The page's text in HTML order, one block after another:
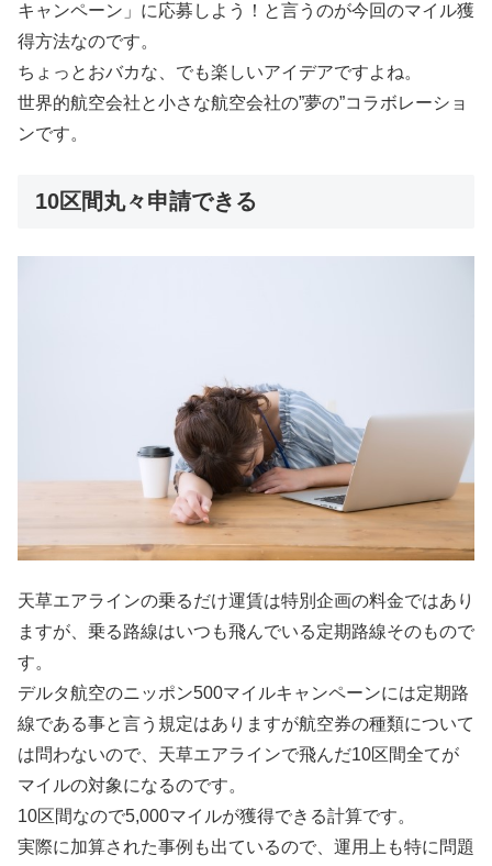
キャンペーン」に応募しよう！と言うのが今回のマイル獲
得方法なのです。
ちょっとおバカな、でも楽しいアイデアですよね。
世界的航空会社と小さな航空会社の”夢の”コラボレーショ
ンです。
10区間丸々申請できる
天草エアラインの乗るだけ運賃は特別企画の料金ではあり
ますが、乗る路線はいつも飛んでいる定期路線そのもので
す。
デルタ航空のニッポン500マイルキャンペーンには定期路
線である事と言う規定はありますが航空券の種類について
は問わないので、天草エアラインで飛んだ10区間全てが
マイルの対象になるのです。
10区間なので5,000マイルが獲得できる計算です。
実際に加算された事例も出ているので、運用上も特に問題